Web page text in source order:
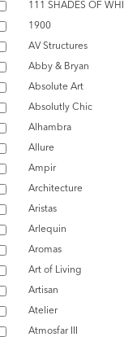
111 SHADES OF
1900
AV Structures
Abby & Bryan
Absolute Art
Absolutly Chic
Alhambra
Allure
Ampir
Architecture
Aristas
Arlequin
Aromas
Art of Living
Artisan
Atelier
Atmosfar III